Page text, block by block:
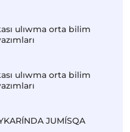
ulıwma orta bilim
ulıwma orta bilim
JUMÍSQA